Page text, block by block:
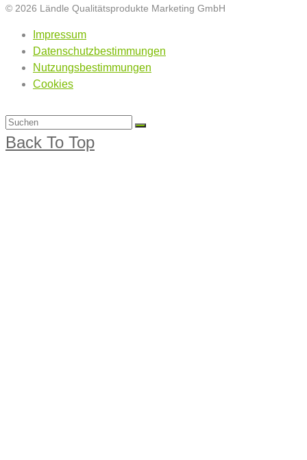
© 2026 Ländle Qualitätsprodukte Marketing GmbH
Impressum
Datenschutzbestimmungen
Nutzungsbestimmungen
Cookies
Back To Top